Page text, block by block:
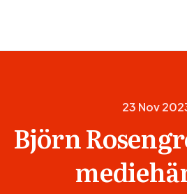
23 Nov
Björn